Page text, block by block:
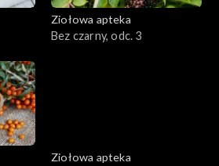
Ziołowa apteka
Bez czarny, odc. 3
Ziołowa apteka